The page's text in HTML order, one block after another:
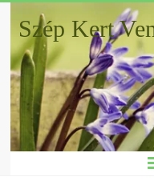
Szép Kert